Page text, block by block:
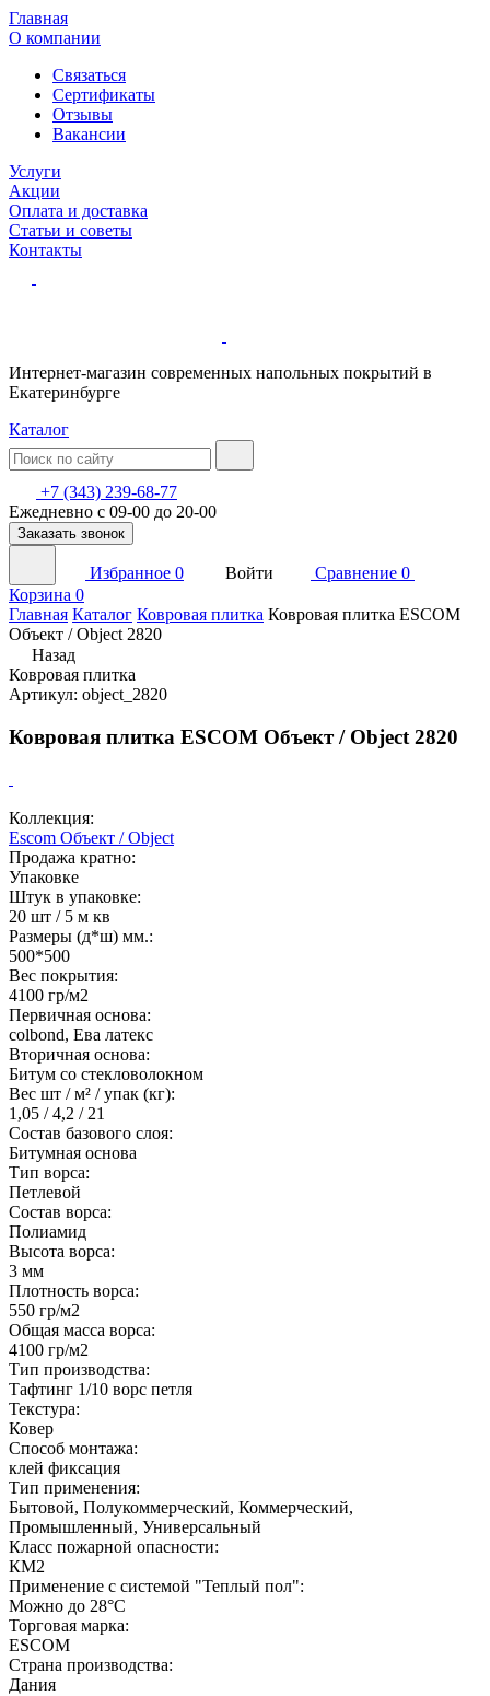
Главная
О компании
Связаться
Сертификаты
Отзывы
Вакансии
Услуги
Акции
Оплата и доставка
Статьи и советы
Контакты
Интернет-магазин современных напольных покрытий в
Екатеринбурге
Каталог
+7 (343) 239-68-77
Ежедневно с 09-00 до 20-00
Заказать звонок
Избранное 0 Войти Сравнение 0
Корзина 0
Главная Каталог Ковровая плитка Ковровая плитка ESCOM
Объект / Object 2820
Назад
Ковровая плитка
Артикул: object_2820
Ковровая плитка ESCOM Объект / Object 2820
Коллекция:
Escom Объект / Object
Продажа кратно:
Упаковке
Штук в упаковке:
20 шт / 5 м кв
Размеры (д*ш) мм.:
500*500
Вес покрытия:
4100 гр/м2
Первичная основа:
colbond, Ева латекс
Вторичная основа:
Битум со стекловолокном
Вес шт / м² / упак (кг):
1,05 / 4,2 / 21
Состав базового слоя:
Битумная основа
Тип ворса:
Петлевой
Состав ворса:
Полиамид
Высота ворса:
3 мм
Плотность ворса:
550 гр/м2
Общая масса ворса:
4100 гр/м2
Тип производства:
Тафтинг 1/10 ворс петля
Текстура:
Ковер
Способ монтажа:
клей фиксация
Тип применения:
Бытовой, Полукоммерческий, Коммерческий,
Промышленный, Универсальный
Класс пожарной опасности:
КМ2
Применение с системой "Теплый пол":
Можно до 28°С
Торговая марка:
ESCOM
Страна производства:
Дания